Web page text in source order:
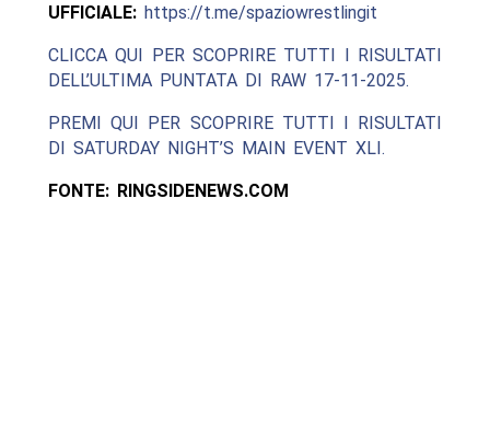
UFFICIALE: https://t.me/spaziowrestlingit
CLICCA QUI PER SCOPRIRE TUTTI I RISULTATI
DELL’ULTIMA PUNTATA DI RAW 17-11-2025.
PREMI QUI PER SCOPRIRE TUTTI I RISULTATI
DI SATURDAY NIGHT’S MAIN EVENT XLI.
FONTE: RINGSIDENEWS.COM